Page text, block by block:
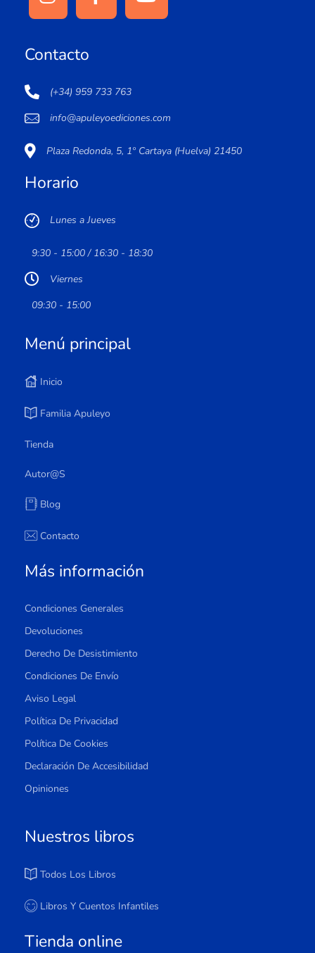
Contacto
(+34) 959 733 763
info@apuleyoediciones.com
Plaza Redonda, 5, 1º Cartaya (Huelva) 21450
Horario
Lunes a Jueves
9:30 - 15:00 / 16:30 - 18:30
Viernes
09:30 - 15:00
Menú principal
Inicio
Familia Apuleyo
Tienda
Autor@s
Blog
Contacto
Más información
Condiciones Generales
Devoluciones
Derecho De Desistimiento
Condiciones De Envío
Aviso Legal
Política De Privacidad
Política De Cookies
Declaración De Accesibilidad
Opiniones
Nuestros libros
Todos Los Libros
Libros Y Cuentos Infantiles
Tienda online